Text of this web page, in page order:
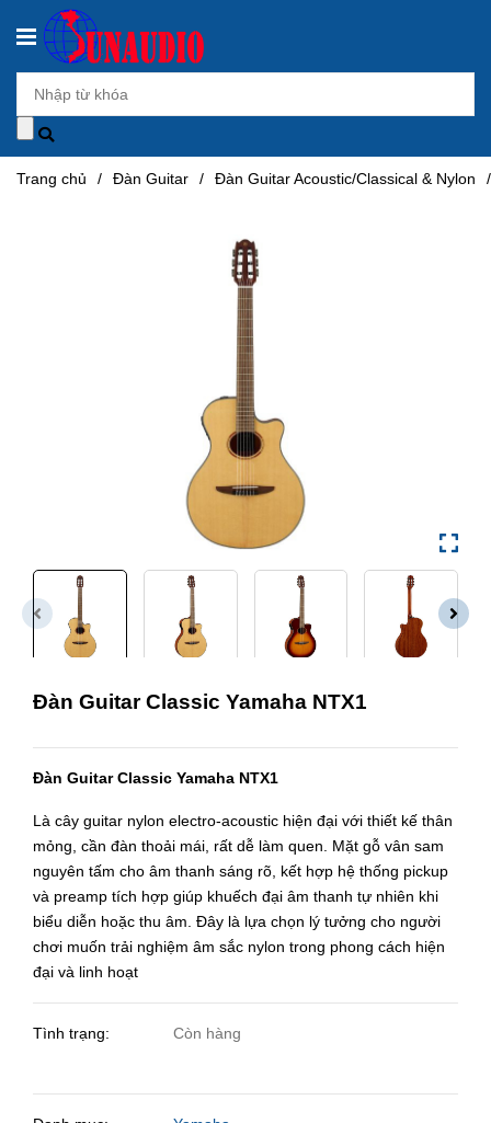
Trang chủ / Đàn Guitar / Đàn Guitar Acoustic/Classical & Nylon /
Đàn Guitar Classic Yamaha NTX1
Đàn Guitar Classic Yamaha NTX1
Là cây guitar nylon electro-acoustic hiện đại với thiết kế thân
mỏng, cần đàn thoải mái, rất dễ làm quen. Mặt gỗ vân sam
nguyên tấm cho âm thanh sáng rõ, kết hợp hệ thống pickup
và preamp tích hợp giúp khuếch đại âm thanh tự nhiên khi
biểu diễn hoặc thu âm. Đây là lựa chọn lý tưởng cho người
chơi muốn trải nghiệm âm sắc nylon trong phong cách hiện
đại và linh hoạt
Tình trạng: Còn hàng